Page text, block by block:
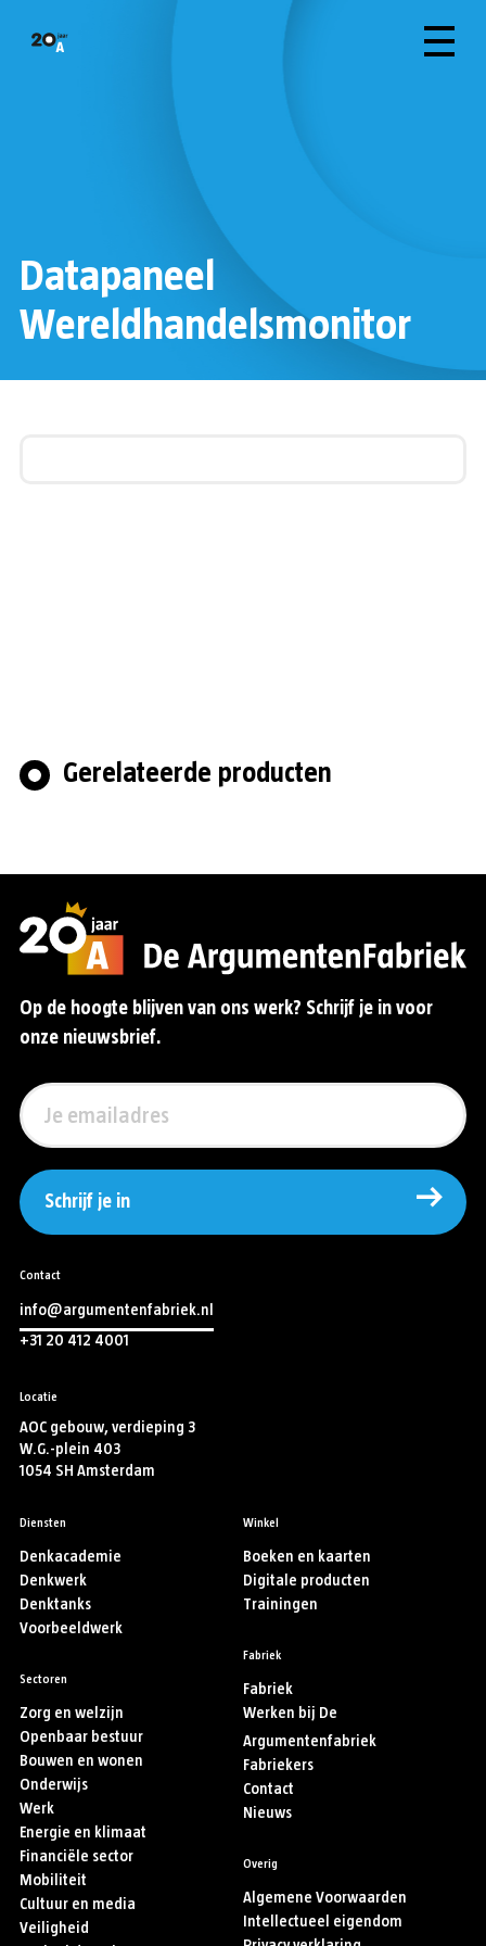
Datapaneel
Wereldhandelsmonitor
Gerelateerde producten
Op de hoogte blijven van ons werk? Schrijf je in voor
onze nieuwsbrief.
Schrijf je in
Contact
info@argumentenfabriek.nl
+31 20 412 4001
Locatie
AOC gebouw, verdieping 3
W.G.-plein 403
1054 SH Amsterdam
Diensten
Denkacademie
Denkwerk
Denktanks
Voorbeeldwerk
Sectoren
Zorg en welzijn
Openbaar bestuur
Bouwen en wonen
Onderwijs
Werk
Energie en klimaat
Financiële sector
Mobiliteit
Cultuur en media
Veiligheid
Winkel
Boeken en kaarten
Digitale producten
Trainingen
Fabriek
Fabriek
Werken bij De
Argumentenfabriek
Fabriekers
Contact
Nieuws
Overig
Algemene Voorwaarden
Intellectueel eigendom